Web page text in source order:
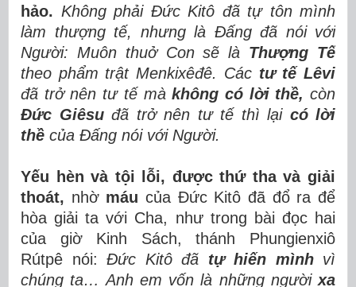
hảo. Không phải Đức Kitô đã tự tôn mình
làm thượng tế, nhưng là Đấng đã nói với
Người: Muôn thuở Con sẽ là Thượng Tế
theo phẩm trật Menkixêđê. Các tư tế Lêvi
đã trở nên tư tế màkhông có lời thề, còn
Đức Giêsuđã trở nên tư tế thì lại có lời
thề của Đấng nói với Người.
Yếu hèn và tội lỗi, được thứ tha và giải
thoát, nhờ máucủa Đức Kitô đã đổ ra để
hòa giải ta với Cha, như trong bài đọc hai
của giờ Kinh Sách, thánh Phungienxiô
Rútpê nói: Đức Kitô đã tự hiến mìnhvì
chúng ta… Anh em vốn là những người xa